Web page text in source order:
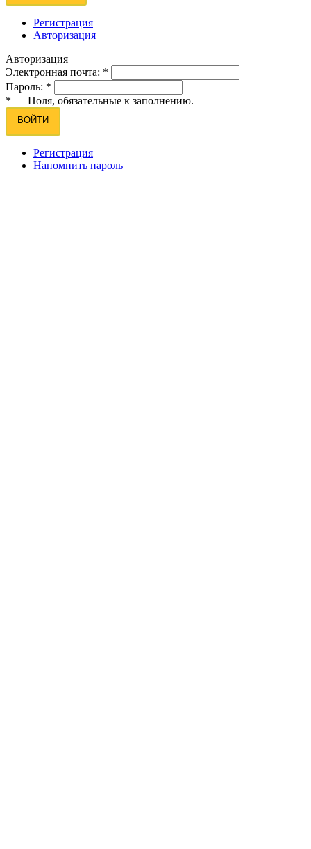
Регистрация
Авторизация
Авторизация
Электронная почта: *
Пароль: *
* — Поля, обязательные к заполнению.
ВОЙТИ
Регистрация
Напомнить пароль